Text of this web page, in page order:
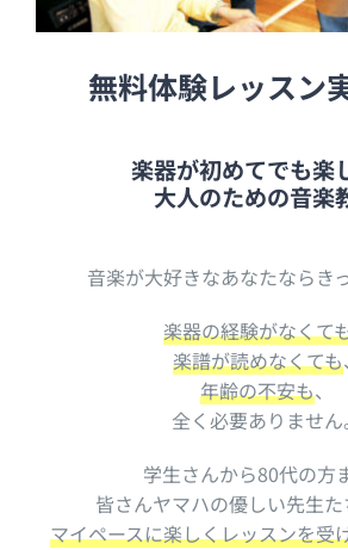
無料体験レッスン
楽器が初めてでも楽
大人のための音楽
音楽が大好きなあなたならき
楽器の経験がなくて
楽譜が読めなくても、
年齢の不安も、
全く必要ありません
学生さんから80代の方
皆さんヤマハの優しい先生
マイペースに楽しくレッスンを受